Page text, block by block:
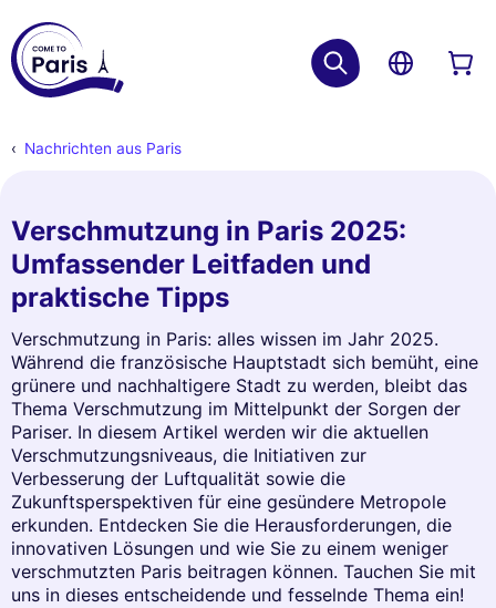
Nachrichten aus Paris
Verschmutzung in Paris 2025:
Umfassender Leitfaden und
praktische Tipps
Verschmutzung in Paris: alles wissen im Jahr 2025.
Während die französische Hauptstadt sich bemüht, eine
grünere und nachhaltigere Stadt zu werden, bleibt das
Thema Verschmutzung im Mittelpunkt der Sorgen der
Pariser. In diesem Artikel werden wir die aktuellen
Verschmutzungsniveaus, die Initiativen zur
Verbesserung der Luftqualität sowie die
Zukunftsperspektiven für eine gesündere Metropole
erkunden. Entdecken Sie die Herausforderungen, die
innovativen Lösungen und wie Sie zu einem weniger
verschmutzten Paris beitragen können. Tauchen Sie mit
uns in dieses entscheidende und fesselnde Thema ein!